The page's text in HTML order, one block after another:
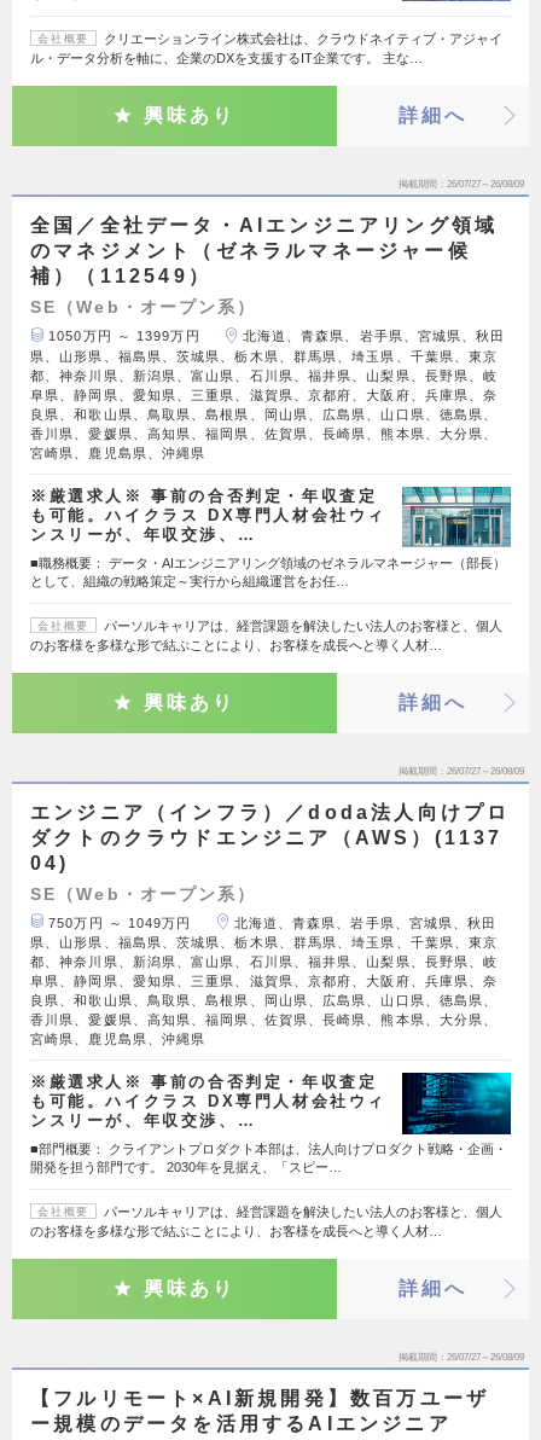
会社概要
クリエーションライン株式会社は、クラウドネイティブ・アジャイ
ル・データ分析を軸に、企業のDXを支援するIT企業です。 主な…
興味あり 詳細へ
掲載期間 26/07/27～26/08/09
全国／全社データ・AIエンジニアリング領域
のマネジメント（ゼネラルマネージャー候
補）（112549）
SE（Web・オープン系）
1050万円 ～ 1399万円
北海道、青森県、岩手県、宮城県、秋田
県、山形県、福島県、茨城県、栃木県、群馬県、埼玉県、千葉県、東京
都、神奈川県、新潟県、富山県、石川県、福井県、山梨県、長野県、岐
阜県、静岡県、愛知県、三重県、滋賀県、京都府、大阪府、兵庫県、奈
良県、和歌山県、鳥取県、島根県、岡山県、広島県、山口県、徳島県、
香川県、愛媛県、高知県、福岡県、佐賀県、長崎県、熊本県、大分県、
宮崎県、鹿児島県、沖縄県
※厳選求人※ 事前の合否判定・年収査定
も可能。ハイクラス DX専門人材会社ウィ
ンスリーが、年収交渉、…
■職務概要： データ・AIエンジニアリング領域のゼネラルマネージャー（部長）
として、組織の戦略策定～実行から組織運営をお任…
会社概要
パーソルキャリアは、経営課題を解決したい法人のお客様と、個人
のお客様を多様な形で結ぶことにより、お客様を成長へと導く人材…
興味あり 詳細へ
掲載期間 26/07/27～26/08/09
エンジニア（インフラ）／doda法人向けプロ
ダクトのクラウドエンジニア（AWS）(1137
04)
SE（Web・オープン系）
750万円 ～ 1049万円
北海道、青森県、岩手県、宮城県、秋田
県、山形県、福島県、茨城県、栃木県、群馬県、埼玉県、千葉県、東京
都、神奈川県、新潟県、富山県、石川県、福井県、山梨県、長野県、岐
阜県、静岡県、愛知県、三重県、滋賀県、京都府、大阪府、兵庫県、奈
良県、和歌山県、鳥取県、島根県、岡山県、広島県、山口県、徳島県、
香川県、愛媛県、高知県、福岡県、佐賀県、長崎県、熊本県、大分県、
宮崎県、鹿児島県、沖縄県
※厳選求人※ 事前の合否判定・年収査定
も可能。ハイクラス DX専門人材会社ウィ
ンスリーが、年収交渉、…
■部門概要： クライアントプロダクト本部は、法人向けプロダクト戦略・企画・
開発を担う部門です。 2030年を見据え、「スピー…
会社概要
パーソルキャリアは、経営課題を解決したい法人のお客様と、個人
のお客様を多様な形で結ぶことにより、お客様を成長へと導く人材…
興味あり 詳細へ
掲載期間 26/07/27～26/08/09
【フルリモート×AI新規開発】数百万ユーザ
ー規模のデータを活用するAIエンジニア